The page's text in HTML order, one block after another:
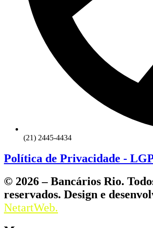
(21) 2445-4434
Política de Privacidade -
© 2026 – Bancários Rio.
reservados. Design e
NetartWeb.